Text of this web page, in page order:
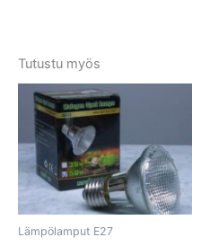
Tutustu myös
Lämpölamput E27